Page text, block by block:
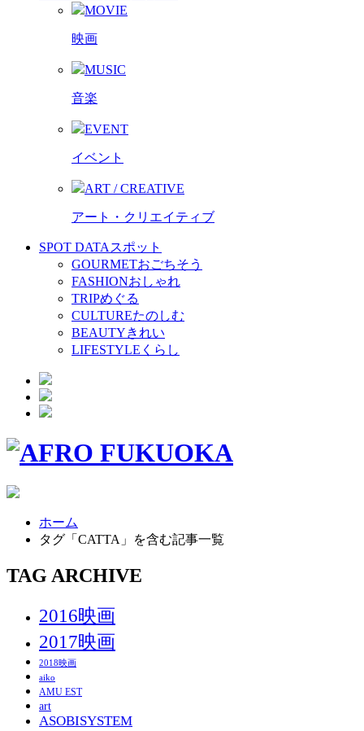
MOVIE
映画
MUSIC
音楽
EVENT
イベント
ART / CREATIVE
アート・クリエイティブ
SPOT DATA スポット
GOURMETおごちそう
FASHIONおしゃれ
TRIPめぐる
CULTUREたのしむ
BEAUTYきれい
LIFESTYLE くらし
ホーム
タグ「CATTA」を含む記事一覧
TAG ARCHIVE
2016映画
2017映画
2018映画
aiko
AMU EST
art
ASOBISYSTEM